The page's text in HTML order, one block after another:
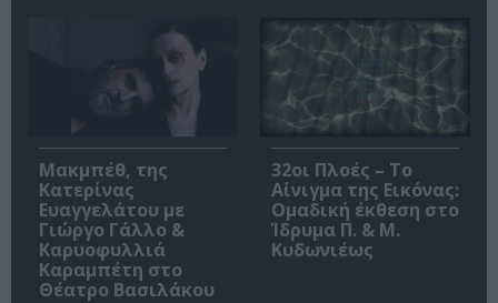
Μακμπέθ, της
Κατερίνας
Ευαγγελάτου με
Γιώργο Γάλλο &
Καρυοφυλλιά
Καραμπέτη στο
Θέατρο Βασιλάκου
32οι Πλοές – Το
Αίνιγμα της Εικόνας:
Ομαδική έκθεση στο
Ίδρυμα Π. & Μ.
Κυδωνιέως